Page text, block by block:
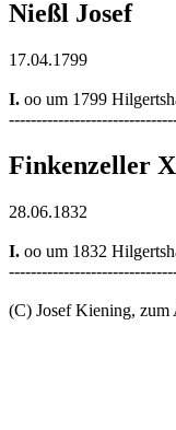
Nießl Josef
17.04.1799
I. oo um 1799
Finkenzeller
28.06.1832
I. oo um 1832
(C) Josef Kiening, zum